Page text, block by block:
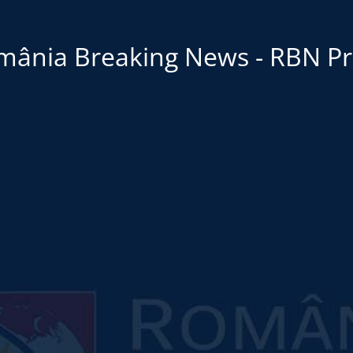
Breaking News - RBN